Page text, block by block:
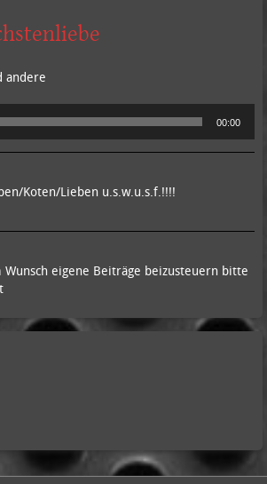
andere
00:00
Koten/Lieben u.s.w.u.s.f.!!!!
Wunsch eigene Beiträge beizusteuern bitte